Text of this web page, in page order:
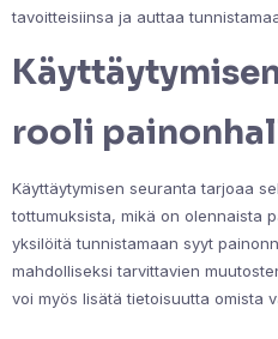
tavoitteisiinsa ja auttaa
rooli
Käyttäytymisen seuranta tarjoaa
tottumuksista, mikä on olennaista
yksilöitä tunnistamaan syyt
mahdolliseksi tarvittavien
voi myös lisätä tietoisuutta omista